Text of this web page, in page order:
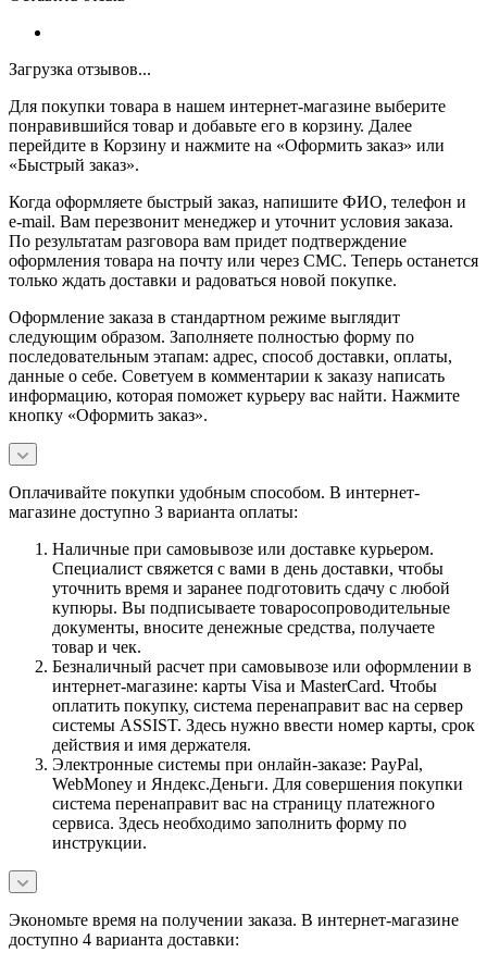
Загрузка отзывов...
Для покупки товара в нашем интернет-магазине выберите
понравившийся товар и добавьте его в корзину. Далее
перейдите в Корзину и нажмите на «Оформить заказ» или
«Быстрый заказ».
Когда оформляете быстрый заказ, напишите ФИО, телефон и
e-mail. Вам перезвонит менеджер и уточнит условия заказа.
По результатам разговора вам придет подтверждение
оформления товара на почту или через СМС. Теперь останется
только ждать доставки и радоваться новой покупке.
Оформление заказа в стандартном режиме выглядит
следующим образом. Заполняете полностью форму по
последовательным этапам: адрес, способ доставки, оплаты,
данные о себе. Советуем в комментарии к заказу написать
информацию, которая поможет курьеру вас найти. Нажмите
кнопку «Оформить заказ».
Оплачивайте покупки удобным способом. В интернет-
магазине доступно 3 варианта оплаты:
Наличные при самовывозе или доставке курьером.
Специалист свяжется с вами в день доставки, чтобы
уточнить время и заранее подготовить сдачу с любой
купюры. Вы подписываете товаросопроводительные
документы, вносите денежные средства, получаете
товар и чек.
Безналичный расчет при самовывозе или оформлении в
интернет-магазине: карты Visa и MasterCard. Чтобы
оплатить покупку, система перенаправит вас на сервер
системы ASSIST. Здесь нужно ввести номер карты, срок
действия и имя держателя.
Электронные системы при онлайн-заказе: PayPal,
WebMoney и Яндекс.Деньги. Для совершения покупки
система перенаправит вас на страницу платежного
сервиса. Здесь необходимо заполнить форму по
инструкции.
Экономьте время на получении заказа. В интернет-магазине
доступно 4 варианта доставки: